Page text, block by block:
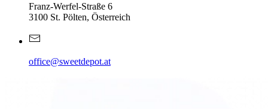
Franz-Werfel-Straße 6
3100 St. Pölten, Österreich
office@sweetdepot.at